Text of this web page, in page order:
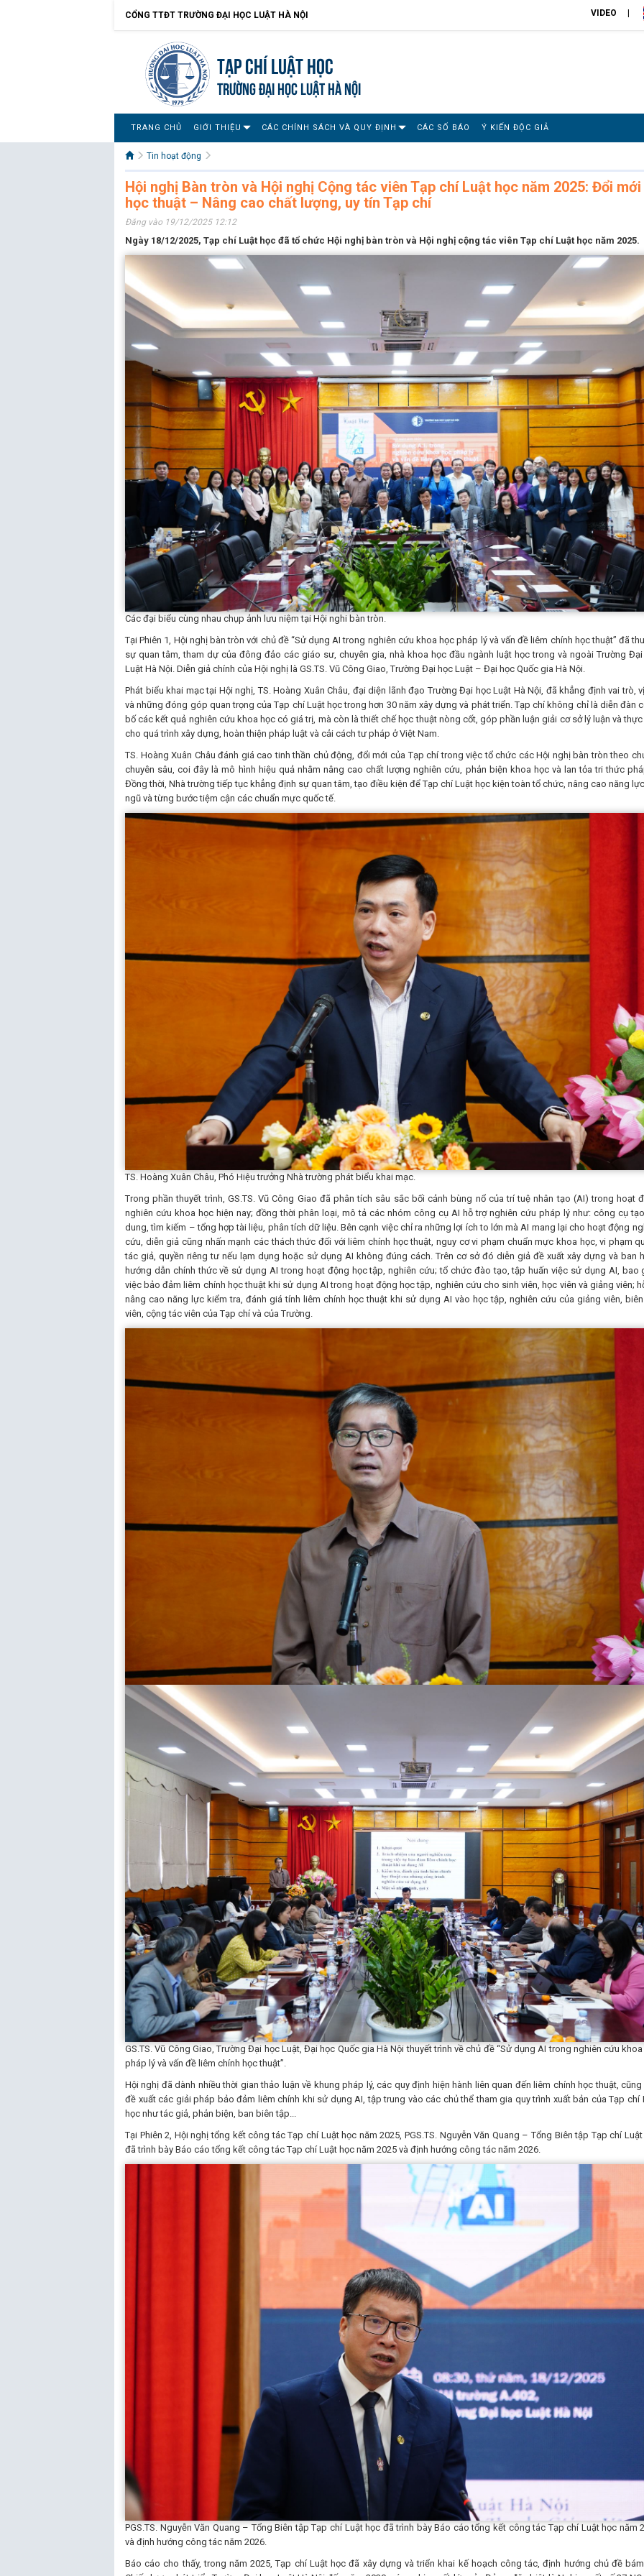
CỔNG TTĐT TRƯỜNG ĐẠI HỌC LUẬT HÀ NỘI VIDEO
Tạp chí Luật học
TRƯỜNG ĐẠI HỌC LUẬT HÀ NỘI
TRANG CHỦ GIỚI THIỆU CÁC CHÍNH SÁCH VÀ QUY ĐỊNH CÁC SỐ BÁO Ý KIẾN ĐỘC GIẢ
Tin hoạt động
Hội nghị Bàn tròn và Hội nghị Cộng tác viên Tạp chí Luật học năm 2025: Đổi mới
học thuật – Nâng cao chất lượng, uy tín Tạp chí
Đăng vào 19/12/2025 12:12
Ngày 18/12/2025, Tạp chí Luật học đã tổ chức Hội nghị bàn tròn và Hội nghị cộng tác viên Tạp chí Luật học năm 2025.
Các đại biểu cùng nhau chụp ảnh lưu niệm tại Hội nghi bàn tròn.
Tại Phiên 1, Hội nghị bàn tròn với chủ đề “Sử dụng AI trong nghiên cứu khoa học pháp lý và vấn đề liêm chính học thuật” đã
sự quan tâm, tham dự của đông đảo các giáo sư, chuyên gia, nhà khoa học đầu ngành luật học trong và ngoài Trường Đại
Luật Hà Nội. Diễn giả chính của Hội nghị là GS.TS. Vũ Công Giao, Trường Đại học Luật – Đại học Quốc gia Hà Nội.
Phát biểu khai mạc tại Hội nghị, TS. Hoàng Xuân Châu, đại diện lãnh đạo Trường Đại học Luật Hà Nội, đã khẳng định vai trò,
và những đóng góp quan trọng của Tạp chí Luật học trong hơn 30 năm xây dựng và phát triển. Tạp chí không chỉ là diễn đàn
bố các kết quả nghiên cứu khoa học có giá trị, mà còn là thiết chế học thuật nòng cốt, góp phần luận giải cơ sở lý luận và
cho quá trình xây dựng, hoàn thiện pháp luật và cải cách tư pháp ở Việt Nam.
TS. Hoàng Xuân Châu đánh giá cao tinh thần chủ động, đổi mới của Tạp chí trong việc tổ chức các Hội nghị bàn tròn theo
chuyên sâu, coi đây là mô hình hiệu quả nhằm nâng cao chất lượng nghiên cứu, phản biện khoa học và lan tỏa tri thức
Đồng thời, Nhà trường tiếp tục khẳng định sự quan tâm, tạo điều kiện để Tạp chí Luật học kiện toàn tổ chức, nâng cao năng
ngũ và từng bước tiệm cận các chuẩn mực quốc tế.
TS. Hoàng Xuân Châu, Phó Hiệu trưởng Nhà trường phát biểu khai mạc.
Trong phần thuyết trình, GS.TS. Vũ Công Giao đã phân tích sâu sắc bối cảnh bùng nổ của trí tuệ nhân tạo (AI) trong hoạt
nghiên cứu khoa học hiện nay; đồng thời phân loại, mô tả các nhóm công cụ AI hỗ trợ nghiên cứu pháp lý như: công cụ
dung, tìm kiếm – tổng hợp tài liệu, phân tích dữ liệu. Bên cạnh việc chỉ ra những lợi ích to lớn mà AI mang lại cho hoạt động
cứu, diễn giả cũng nhấn mạnh các thách thức đối với liêm chính học thuật, nguy cơ vi phạm chuẩn mực khoa học, vi phạm
tác giả, quyền riêng tư nếu lạm dụng hoặc sử dụng AI không đúng cách. Trên cơ sở đó diễn giả đề xuất xây dựng và ban
hướng dẫn chính thức về sử dụng AI trong hoạt động học tập, nghiên cứu; tổ chức đào tạo, tập huấn việc sử dụng AI, bao
việc bảo đảm liêm chính học thuật khi sử dụng AI trong hoạt động học tập, nghiên cứu cho sinh viên, học viên và giảng viên;
nâng cao năng lực kiểm tra, đánh giá tính liêm chính học thuật khi sử dụng AI vào học tập, nghiên cứu của giảng viên,
viên, cộng tác viên của Tạp chí và của Trường.
GS.TS. Vũ Công Giao, Trường Đại học Luật, Đại học Quốc gia Hà Nội thuyết trình về chủ đề “Sử dụng AI trong nghiên cứu
pháp lý và vấn đề liêm chính học thuật”.
Hội nghị đã dành nhiều thời gian thảo luận về khung pháp lý, các quy định hiện hành liên quan đến liêm chính học thuật, cũng
đề xuất các giải pháp bảo đảm liêm chính khi sử dụng AI, tập trung vào các chủ thể tham gia quy trình xuất bản của Tạp chí
học như tác giả, phản biện, ban biên tập...
Tại Phiên 2, Hội nghị tổng kết công tác Tạp chí Luật học năm 2025, PGS.TS. Nguyễn Văn Quang – Tổng Biên tập Tạp chí
đã trình bày Báo cáo tổng kết công tác Tạp chí Luật học năm 2025 và định hướng công tác năm 2026.
PGS.TS. Nguyễn Văn Quang – Tổng Biên tập Tạp chí Luật học đã trình bày Báo cáo tổng kết công tác Tạp chí Luật học năm
và định hướng công tác năm 2026.
Báo cáo cho thấy, trong năm 2025, Tạp chí Luật học đã xây dựng và triển khai kế hoạch công tác, định hướng chủ đề